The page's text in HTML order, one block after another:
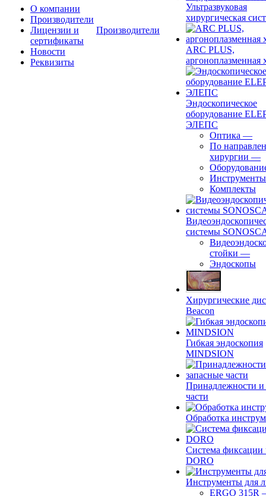
О компании
Производители
Лицензии и
сертификаты
Новости
Реквизиты
Производители
Ультразвуковая
хирургическая
ARC PLUS,
аргоноплазменная
Эндоскопическое
оборудование
ЭЛЕПС
Оптика —
По
хирургии —
Инструменты
Комплекты
системы
стойки —
Эндоскопы
Хирургические
Beacon
Гибкая эндоскопия
MINDSION
Принадлежности и
части
Обработка
Система фиксации
DORO
Инструменты для
ERGO 315R